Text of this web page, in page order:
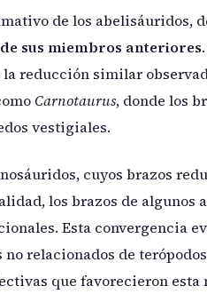
de los abelisáuridos,
sus miembros anteriores
reducción similar
Carnotaurus, donde los
vestigiales.
cuyos brazos
los brazos de algunos
Esta convergencia
relacionados de
que favorecieron esta